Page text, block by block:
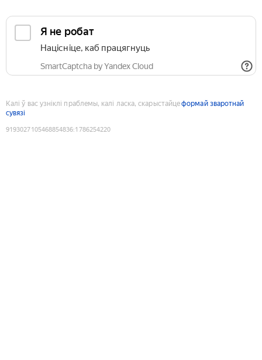
Я не робат
Націсніце, каб працягнуць
SmartCaptcha by Yandex Cloud
Калі ў вас узніклі праблемы, калі ласка, скарыстайцеформай зваротнай
сувязі
9193027105468854836:1786254220